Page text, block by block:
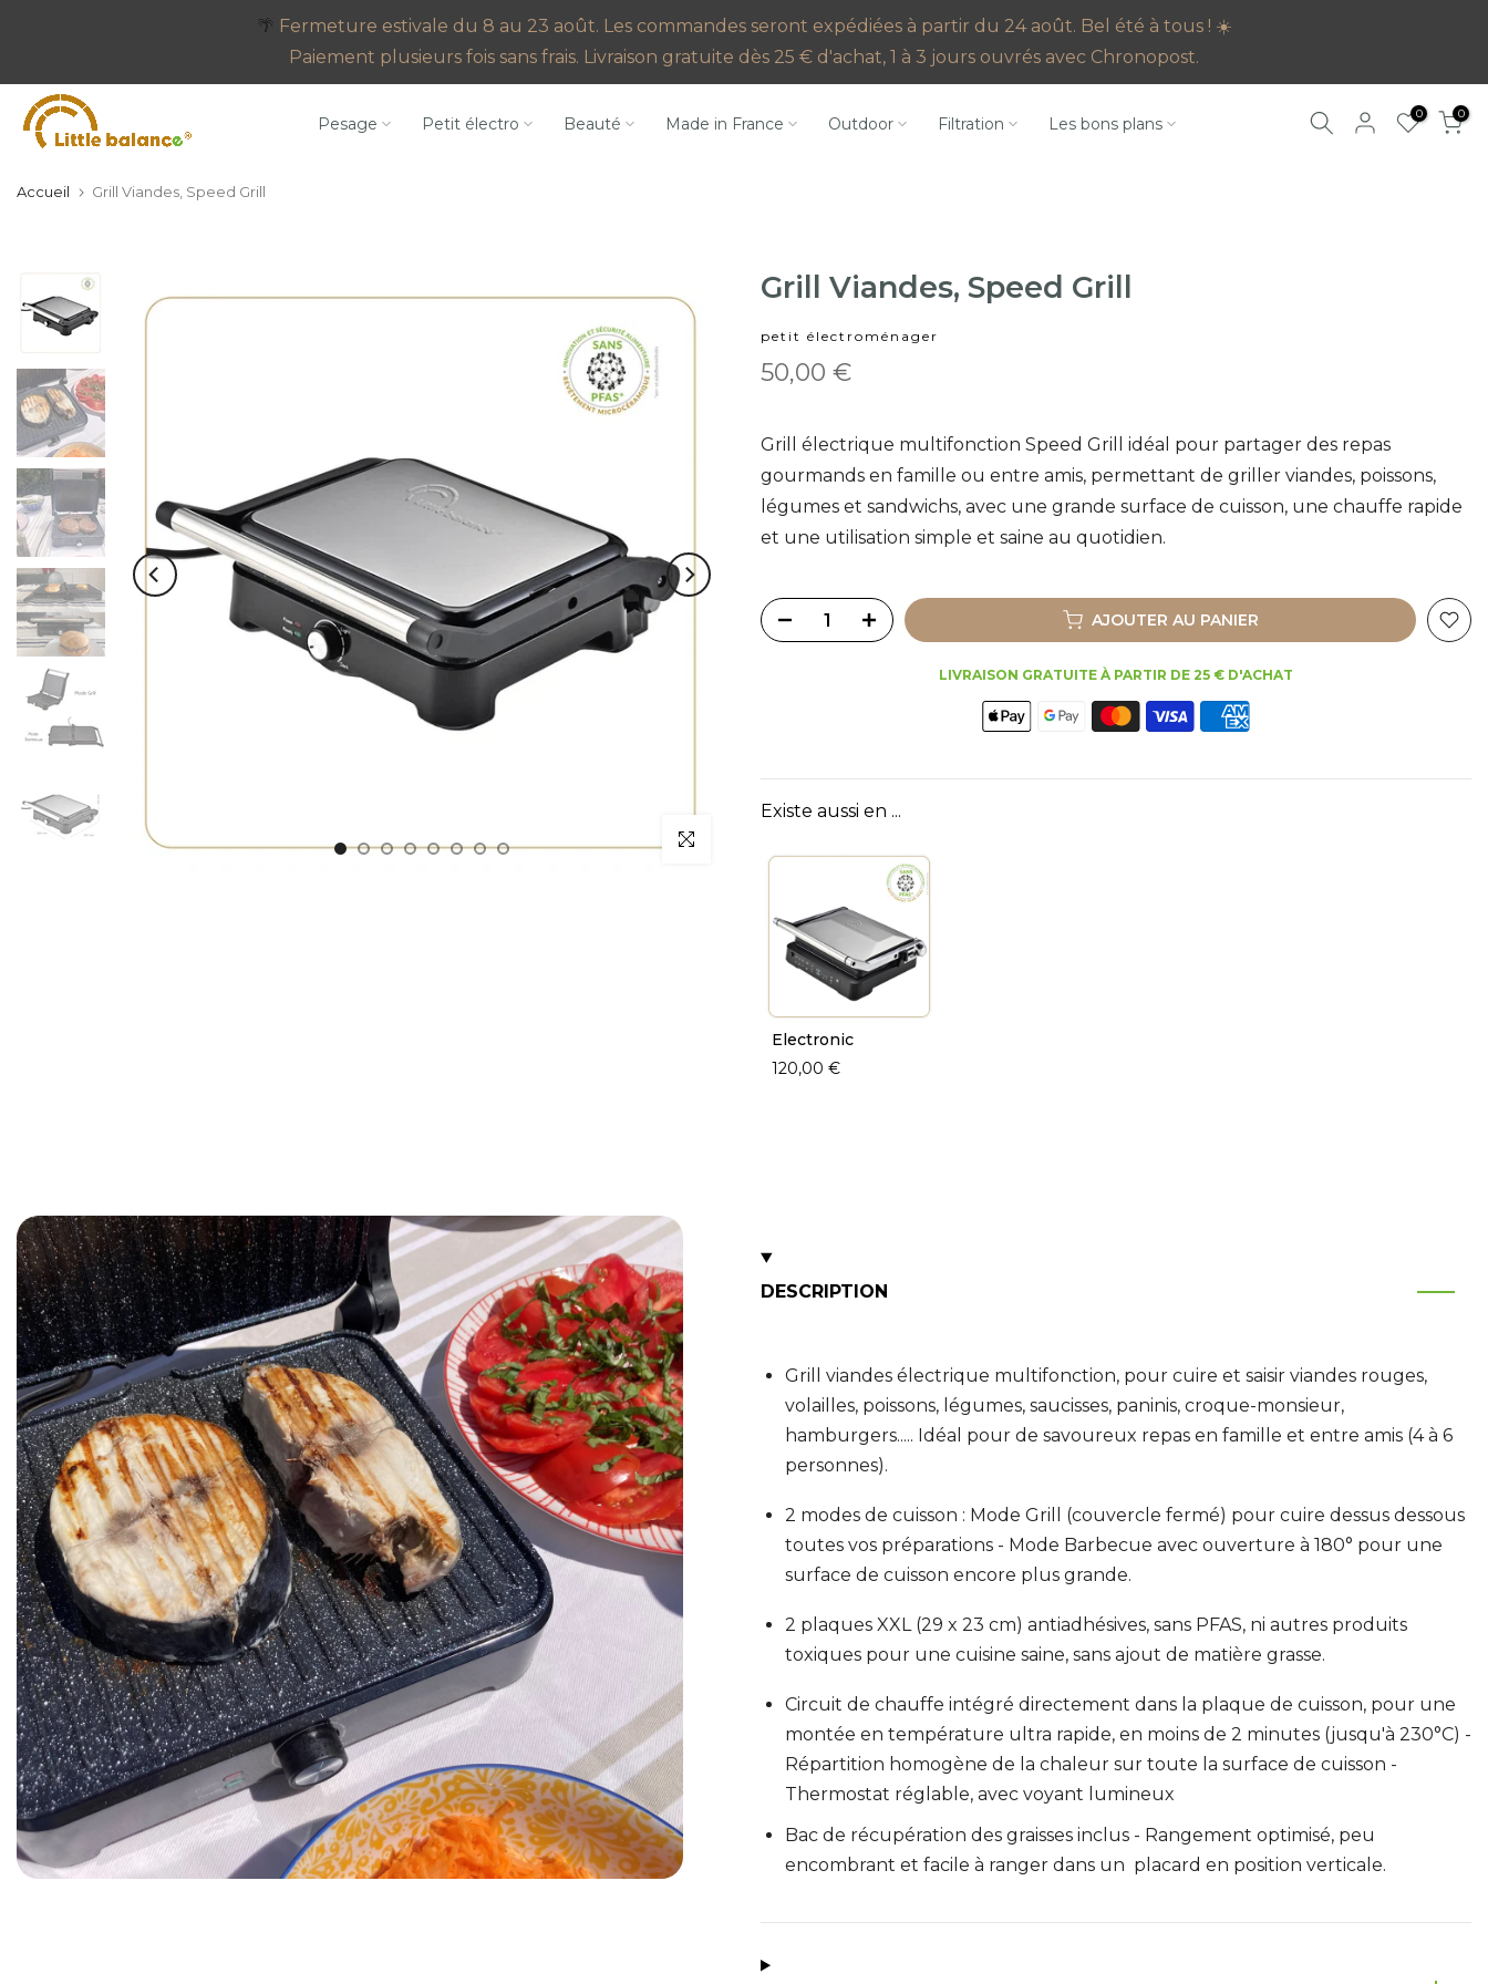
contenu
🌴 Fermeture estivale du 8 au 23 août. Les commandes seront expédiées à partir du 24 août. Bel été à tous ! ☀️
Paiement plusieurs fois sans frais. Livraison gratuite dès 25 € d'achat, 1 à 3 jours ouvrés avec Chronopost.
Pesage Petit électro Beauté Made in France Outdoor Filtration Les bons plans 0 0
Accueil Grill Viandes, Speed Grill
Grill Viandes, Speed Grill
petit électroménager
50,00 €
Grill électrique multifonction Speed Grill idéal pour partager des repas
gourmands en famille ou entre amis, permettant de griller viandes, poissons,
légumes et sandwichs, avec une grande surface de cuisson, une chauffe rapide
et une utilisation simple et saine au quotidien.
AJOUTER AU PANIER
LIVRAISON GRATUITE À PARTIR DE 25 € D'ACHAT
Existe aussi en ...
Electronic
120,00 €
DESCRIPTION
Grill viandes électrique multifonction, pour cuire et saisir viandes rouges,
volailles, poissons, légumes, saucisses, paninis, croque-monsieur,
hamburgers..... Idéal pour de savoureux repas en famille et entre amis (4 à 6
personnes).
2 modes de cuisson : Mode Grill (couvercle fermé) pour cuire dessus dessous
toutes vos préparations - Mode Barbecue avec ouverture à 180° pour une
surface de cuisson encore plus grande.
2 plaques XXL (29 x 23 cm) antiadhésives, sans PFAS, ni autres produits
toxiques pour une cuisine saine, sans ajout de matière grasse.
Circuit de chauffe intégré directement dans la plaque de cuisson, pour une
montée en température ultra rapide, en moins de 2 minutes (jusqu'à 230°C) -
Répartition homogène de la chaleur sur toute la surface de cuisson -
Thermostat réglable, avec voyant lumineux
Bac de récupération des graisses inclus - Rangement optimisé, peu
encombrant et facile à ranger dans un placard en position verticale.